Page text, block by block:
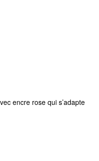
encre rose qui s’adapte